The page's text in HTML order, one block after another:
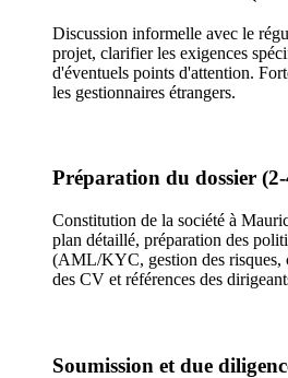
Discussion informelle avec le
projet, clarifier les exigences
d'éventuels points d'attention.
les gestionnaires étrangers.
Préparation du dossier (2-
Constitution de la société à
plan détaillé, préparation des
(AML/KYC, gestion des risques,
des CV et références des
Soumission et due